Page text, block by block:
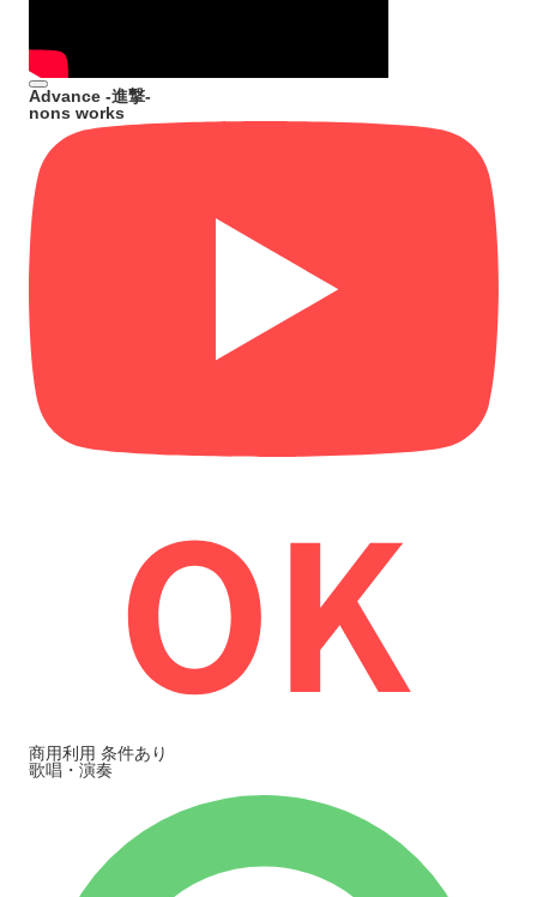
Advance -進撃-
nons works
商用利用 条件あり
歌唱・演奏